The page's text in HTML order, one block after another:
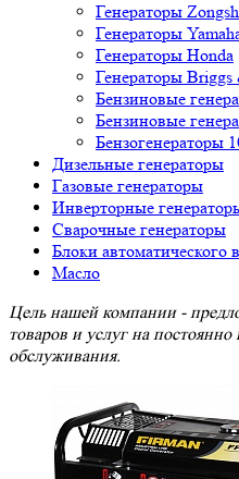
Генераторы
Генераторы
Генераторы Honda
Генераторы Briggs
Бензиновые
Бензиновые
Бензогенераторы
Дизельные генераторы
Газовые генераторы
Инверторные
Сварочные генераторы
Блоки автоматического
Масло
Цель нашей компании -
товаров и услуг на постоянно
обслуживания.